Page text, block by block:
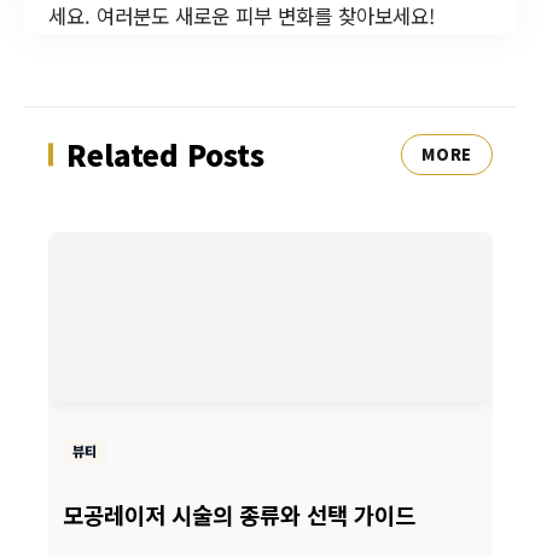
세요. 여러분도 새로운 피부 변화를 찾아보세요!
Related Posts MORE
뷰티
모공레이저 시술의 종류와 선택 가이드